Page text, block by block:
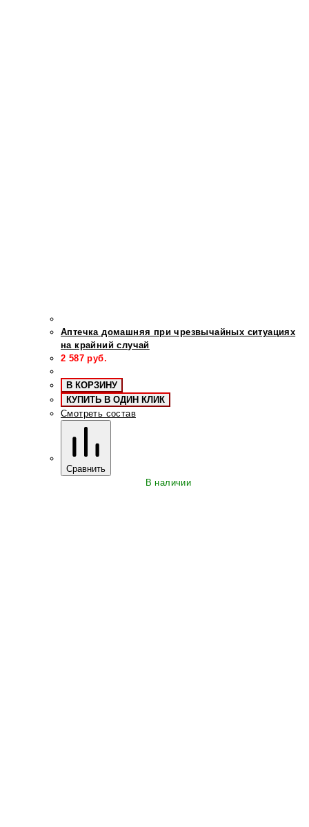
Аптечка домашняя при чрезвычайных ситуациях
на крайний случай
2 587 руб.
В КОРЗИНУ
КУПИТЬ В ОДИН КЛИК
Смотреть состав
Сравнить
В наличии